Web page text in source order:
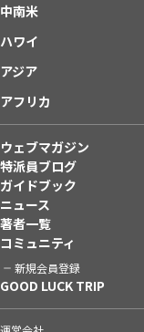
中南米
ハワイ
アジア
アフリカ
ウェブマガジン
特派員ブログ
ガイドブック
ニュース
著者一覧
コミュニティ
新規会員登録
GOOD LUCK TRIP